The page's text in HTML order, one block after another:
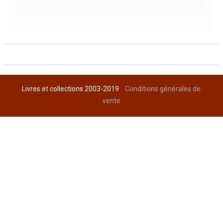
Livres et collections 2003-2019Conditions générales de
vente